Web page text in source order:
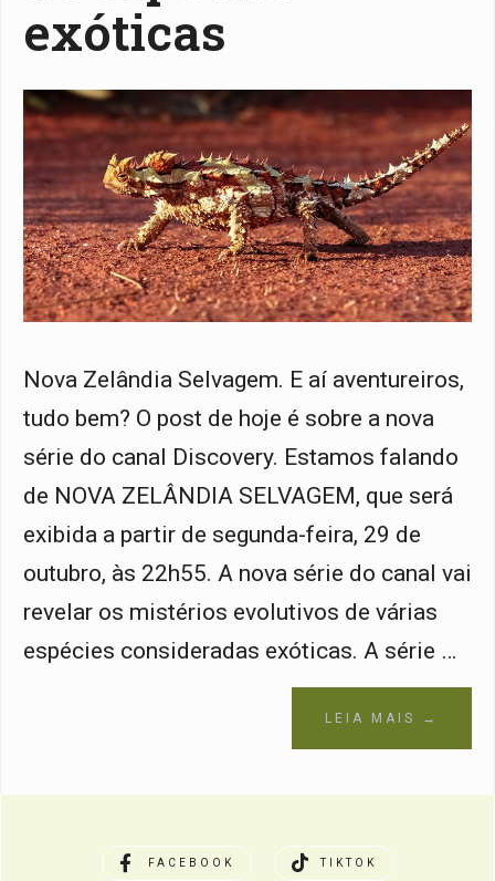
exóticas
Nova Zelândia Selvagem. E aí aventureiros,
tudo bem? O post de hoje é sobre a nova
série do canal Discovery. Estamos falando
de NOVA ZELÂNDIA SELVAGEM, que será
exibida a partir de segunda-feira, 29 de
outubro, às 22h55. A nova série do canal vai
revelar os mistérios evolutivos de várias
espécies consideradas exóticas. A série …
LEIA MAIS →
FACEBOOK TIKTOK